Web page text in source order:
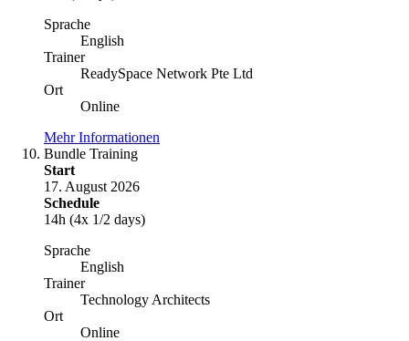
Sprache
English
Trainer
ReadySpace Network Pte Ltd
Ort
Online
Mehr Informationen
Bundle Training
Start
17. August 2026
Schedule
14h (4x 1/2 days)
Sprache
English
Trainer
Technology Architects
Ort
Online